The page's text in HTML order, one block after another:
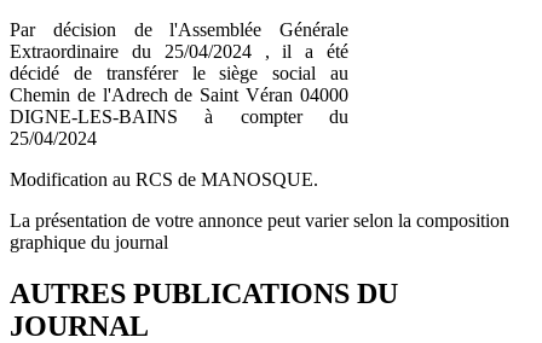
Par décision de l'Assemblée Générale
Extraordinaire du 25/04/2024 , il a été
décidé de transférer le siège social au
Chemin de l'Adrech de Saint Véran 04000
DIGNE-LES-BAINS à compter du
25/04/2024
Modification au RCS de MANOSQUE.
La présentation de votre annonce peut varier selon la composition
graphique du journal
AUTRES PUBLICATIONS DU
JOURNAL